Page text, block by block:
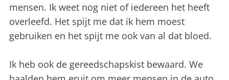
mensen. Ik weet nog niet of iedereen het heeft
overleefd. Het spijt me dat ik hem moest
gebruiken en het spijt me ook van al dat bloed.
Ik heb ook de gereedschapskist bewaard. We